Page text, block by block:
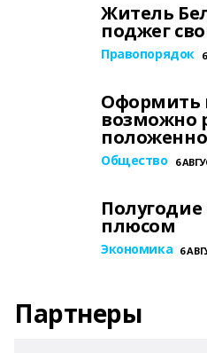
Житель
поджег
Правопорядок
Оформить
возможно
Общество 6
Полугодие
плюсом
Экономика 6
Партнеры